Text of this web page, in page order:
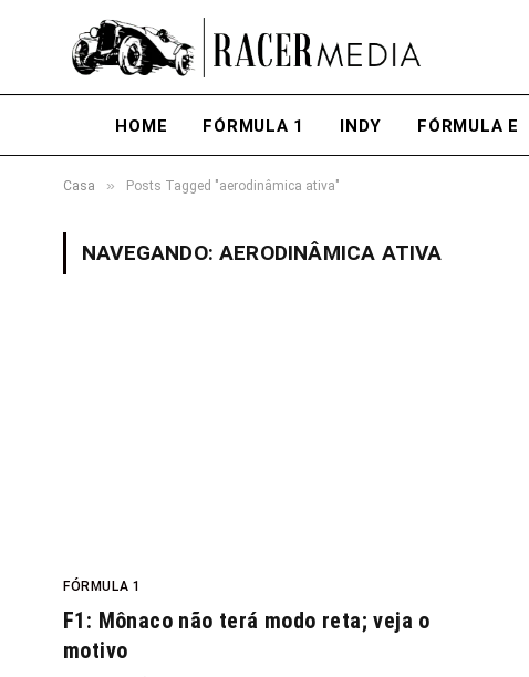
HOME FÓRMULA 1 INDY FÓRMULA E
Casa » Posts Tagged "aerodinâmica ativa"
NAVEGANDO:AERODINÂMICA ATIVA
FÓRMULA 1
F1: Mônaco não terá modo reta; veja o
motivo